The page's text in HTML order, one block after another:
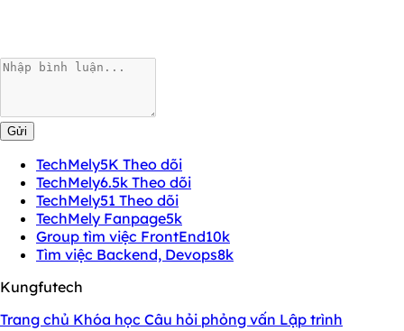
Gửi
TechMely5K Theo dõi
TechMely6.5k Theo dõi
TechMely51 Theo dõi
TechMely Fanpage5k
Group tìm việc FrontEnd10k
Tìm việc Backend, Devops8k
Kungfutech
Trang chủ Khóa học Câu hỏi phỏng vấn Lập trình